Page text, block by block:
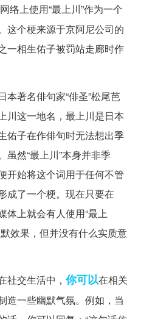
网络上使用“最上川”作为一个
这个梗来源于京阿尼公司的
一相生佑子被罚站走廊时作
著名俳句家“俳圣”松尾芭
川这一地名，最上川是日本
佑子在作俳句时无法想出季
然“最上川”本身并非季
开始将这个词用于任何不管
成了一个梗。现在只要在
体上就会有人使用“最上
效果，但并没有什么实质意
社交生活中，你可以在相关
造一些幽默气氛。例如，当